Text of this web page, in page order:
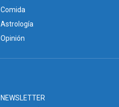
Comida
Astrología
Opinión
NEWSLETTER